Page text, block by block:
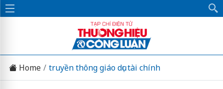
Home truyền thông giáo dục tài chính